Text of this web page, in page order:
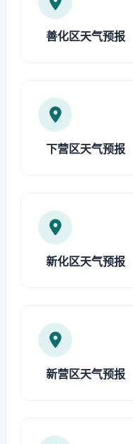
善化区天气预报
下营区天气预报
新化区天气预报
新营区天气预报